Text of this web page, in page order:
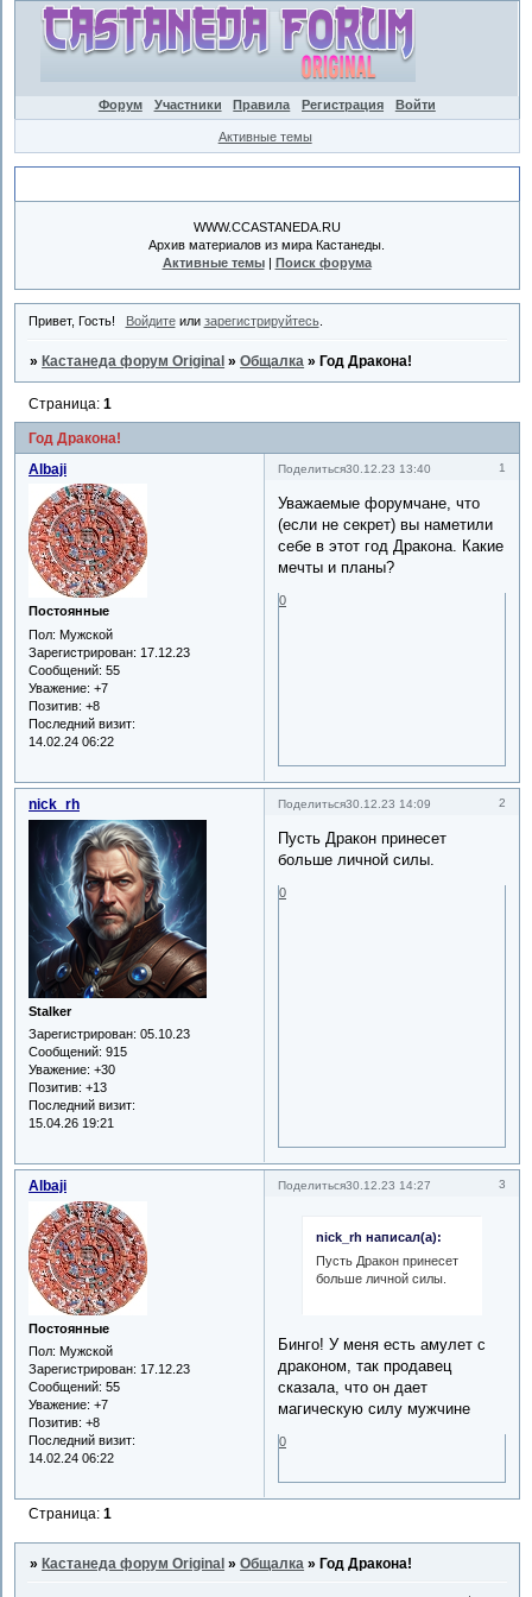
Форум Участники Правила Регистрация Войти
Активные темы
WWW.CCASTANEDA.RU
Архив материалов из мира Кастанеды.
Активные темы| Поиск форума
Привет, Гость! Войдитеили зарегистрируйтесь.
» Кастанеда форум Original »Общалка » Год Дракона!
Год Дракона!
Страница:1
Поделиться 1
30.12.23 13:40
Albaji
Постоянные
Пол: Мужской
Зарегистрирован: 17.12.23
Сообщений: 55
Уважение: +7
Позитив: +8
Последний визит:
14.02.24 06:22
Уважаемые форумчане, что
(если не секрет) вы наметили
себе в этот год Дракона. Какие
мечты и планы?
0
Поделиться 2
30.12.23 14:09
nick_rh
Stalker
Зарегистрирован: 05.10.23
Сообщений: 915
Уважение: +30
Позитив: +13
Последний визит:
15.04.26 19:21
Пусть Дракон принесет
больше личной силы.
0
Поделиться 3
30.12.23 14:27
Albaji
Постоянные
Пол: Мужской
Зарегистрирован: 17.12.23
Сообщений: 55
Уважение: +7
Позитив: +8
Последний визит:
14.02.24 06:22
nick_rh написал(а):
Пусть Дракон принесет
больше личной силы.
Бинго! У меня есть амулет с
драконом, так продавец
сказала, что он дает
магическую силу мужчине
0
Страница:1
»Кастанеда форум Original »Общалка »Год Дракона!